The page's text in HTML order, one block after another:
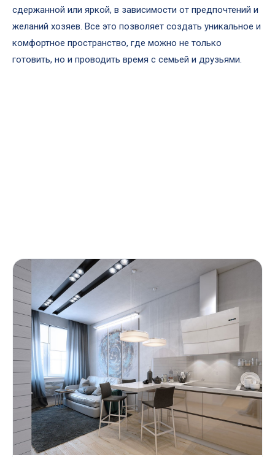
сдержанной или яркой, в зависимости от предпочтений и
желаний хозяев. Все это позволяет создать уникальное и
комфортное пространство, где можно не только
готовить, но и проводить время с семьей и друзьями.